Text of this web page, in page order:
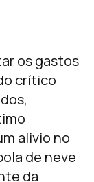
os gastos
crítico
alivio no
de neve
da